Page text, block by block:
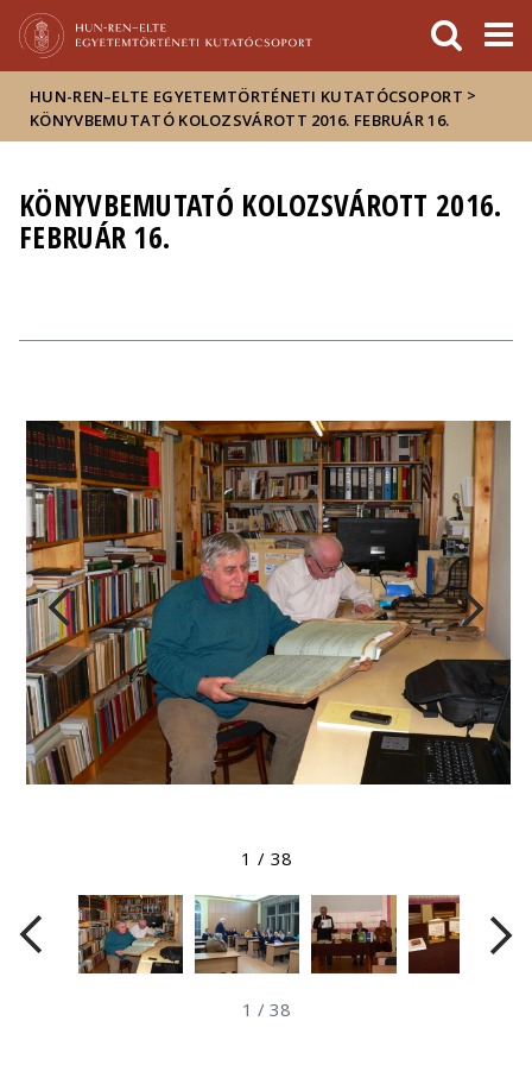
sajtóban
HUN-REN–ELTE EGYETEMTÖRTÉNETI KUTATÓCSOPORT >
KÖNYVBEMUTATÓ KOLOZSVÁROTT 2016. FEBRUÁR 16.
KÖNYVBEMUTATÓ KOLOZSVÁROTT 2016.
FEBRUÁR 16.
1 / 38
1 / 38